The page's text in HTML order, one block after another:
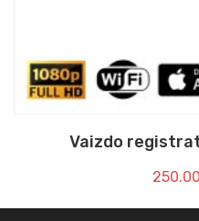
Vaizdo
250.00